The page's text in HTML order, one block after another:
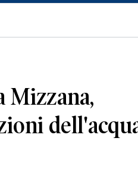
Mizzana,